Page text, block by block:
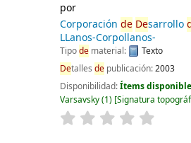
por
Corporación de Desarrollo
LLanos-Corpollanos-
Tipodematerial:
Texto
Detalles depublicación:2003
Disponibilidad:Ítems
Varsavsky(1) Signatura